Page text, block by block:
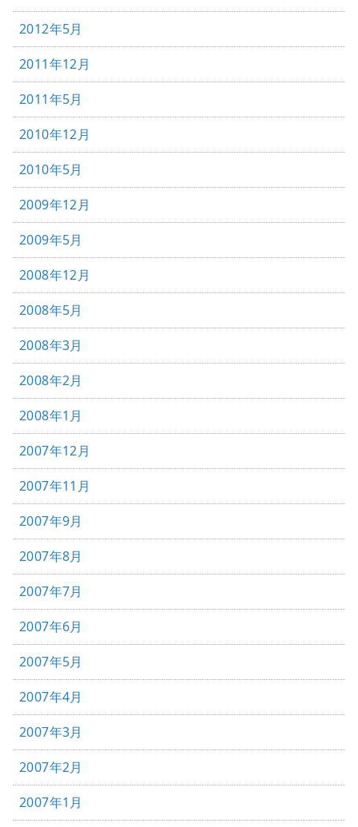
2012年5月
2011年12月
2011年5月
2010年12月
2010年5月
2009年12月
2009年5月
2008年12月
2008年5月
2008年3月
2008年2月
2008年1月
2007年12月
2007年11月
2007年9月
2007年8月
2007年7月
2007年6月
2007年5月
2007年4月
2007年3月
2007年2月
2007年1月